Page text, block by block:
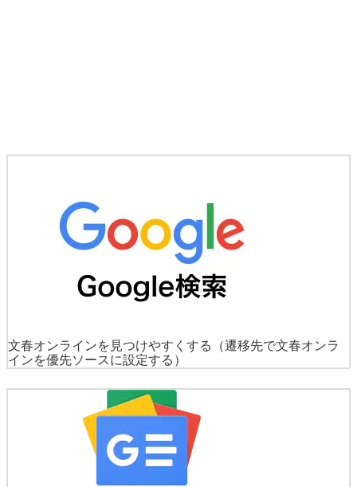
文春オンラインを見つけやすくする
（遷移先で文春オンラ
インを優先ソースに設定する）